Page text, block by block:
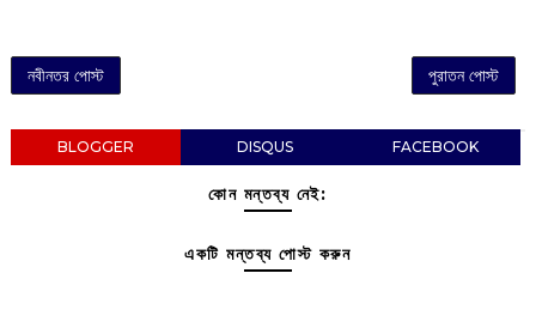
নবীনতর পোস্ট পুরাতন পোস্ট
BLOGGER DISQUS FACEBOOK
কোন মন্তব্য নেই:
একটি মন্তব্য পোস্ট করুন